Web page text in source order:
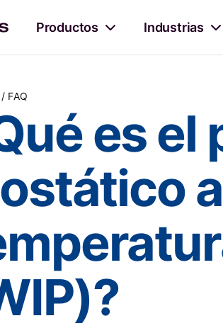
Productos Industrias
/ FAQ
es el
a